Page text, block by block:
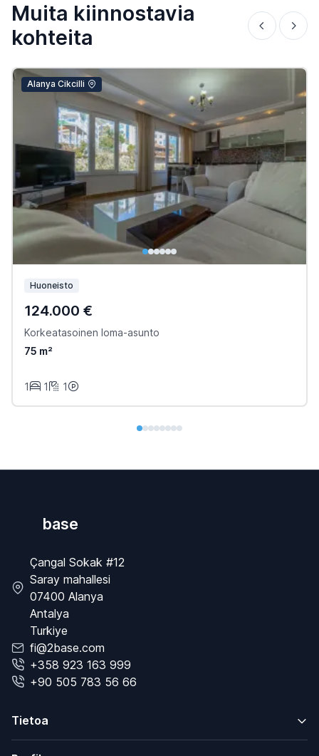
Muita kiinnostavia
kohteita
Alanya Cikcilli
Huoneisto
124.000 €
Korkeatasoinen loma-asunto
75 m²
1 1 1
base
Çangal Sokak #12
Saray mahallesi
07400 Alanya
Antalya
Turkiye
fi@2base.com
+358 923 163 999
+90 505 783 56 66
Tietoa